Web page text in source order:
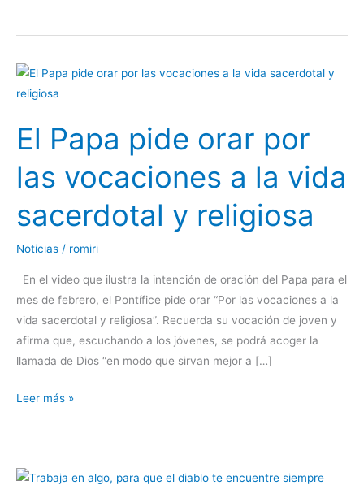
El Papa pide orar por
las vocaciones a la vida
sacerdotal y religiosa
Noticias / romiri
En el video que ilustra la intención de oración del Papa para el
mes de febrero, el Pontífice pide orar “Por las vocaciones a la
vida sacerdotal y religiosa”. Recuerda su vocación de joven y
afirma que, escuchando a los jóvenes, se podrá acoger la
llamada de Dios “en modo que sirvan mejor a […]
El
Papa
orar
por
las
a
vida
sacerdotal
y
religiosa
Leer más »
Trabaja